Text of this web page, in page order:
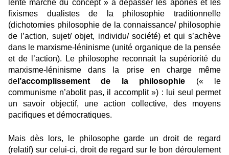
lente marche du concept » à dépasser les apories et les
fixismes dualistes de la philosophie traditionnelle
(dichotomies philosophie de la connaissance/ philosophie
de l’action, sujet/ objet, individu/ société) et qui s’achève
dans le marxisme-léninisme (unité organique de la pensée
et de l’action). Le philosophe reconnait la supériorité du
marxisme-léninisme dans la prise en charge même
de l’accomplissement de la philosophie
(« le
communisme n’abolit pas, il accomplit ») : lui seul permet
un savoir objectif, une action collective, des moyens
pacifiques et démocratiques.
Mais dès lors, le philosophe garde un droit de regard
(relatif) sur celui-ci, droit de regard sur le bon déroulement